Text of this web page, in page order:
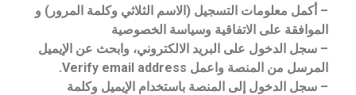
– أكمل معلومات التسجيل (الاسم الثلاثي وكلمة المرور) و
الموافقة على الاتفاقية وسياسة الخصوصية
– سجل الدخول على البريد الالكتروني، وابحث عن الإيميل
المرسل من المنصة واعمل Verify email address.
– سجل الدخول إلى المنصة باستخدام الإيميل وكلمة